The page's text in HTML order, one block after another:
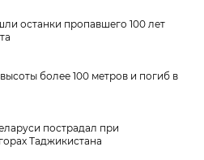
останки пропавшего 100 лет
более 100 метров и погиб в
пострадал при
Таджикистана